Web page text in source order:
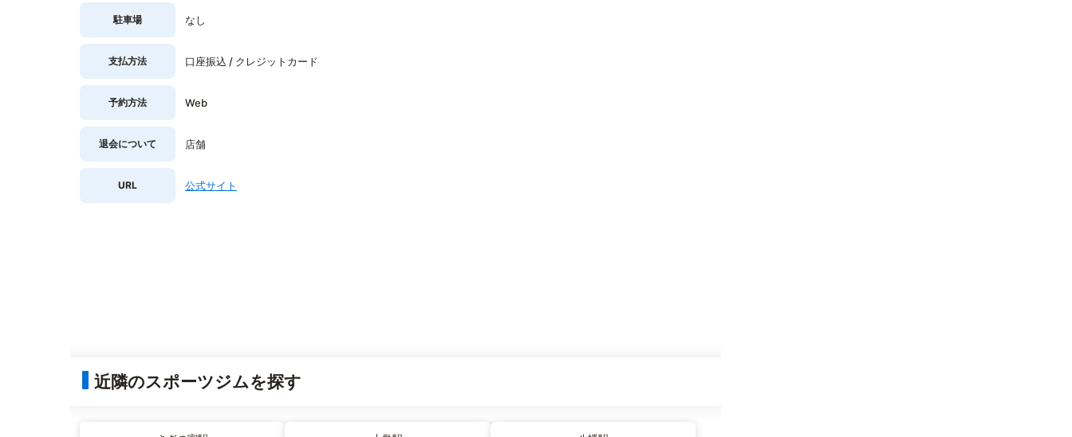
駐車場 なし
支払方法 口座振込 / クレジットカード
予約方法 Web
退会について 店舗
URL 公式サイト
近隣のスポーツジムを探す